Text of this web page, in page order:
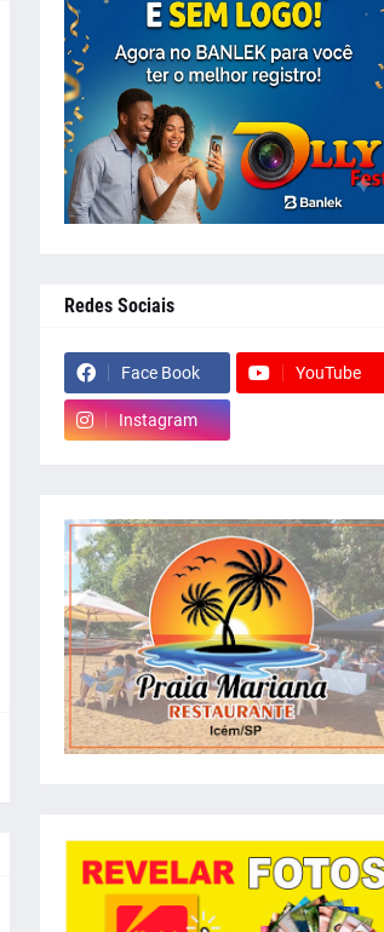
Redes Sociais
Face Book YouTube
Instagram